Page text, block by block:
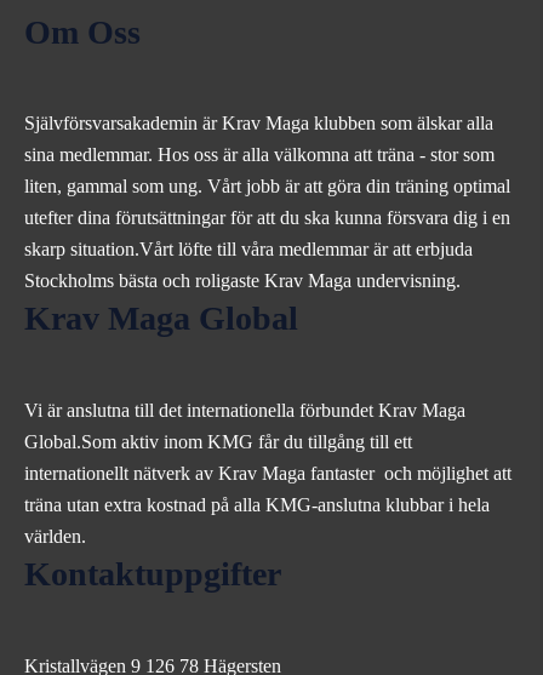
Om Oss
Självförsvarsakademin är Krav Maga klubben som älskar alla
sina medlemmar. Hos oss är alla välkomna att träna - stor som
liten, gammal som ung. Vårt jobb är att göra din träning optimal
utefter dina förutsättningar för att du ska kunna försvara dig i en
skarp situation.Vårt löfte till våra medlemmar är att erbjuda
Stockholms bästa och roligaste Krav Maga undervisning.
Krav Maga Global
Vi är anslutna till det internationella förbundet Krav Maga
Global.Som aktiv inom KMG får du tillgång till ett
internationellt nätverk av Krav Maga fantaster och möjlighet att
träna utan extra kostnad på alla KMG-anslutna klubbar i hela
världen.
Kontaktuppgifter
Kristallvägen 9 126 78 Hägersten